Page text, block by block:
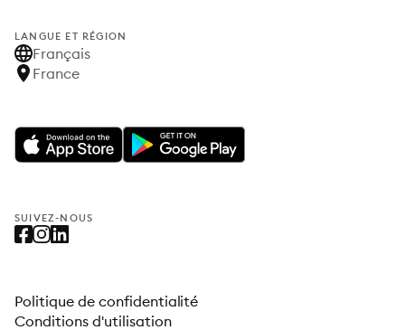
LANGUE ET RÉGION
Français
France
SUIVEZ-NOUS
Politique de confidentialité
Conditions d'utilisation